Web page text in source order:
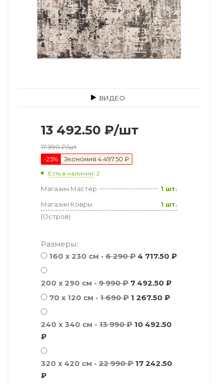
ВИДЕО
13 492.50 ₽/шт
17 990₽/шт
-25% Экономия 4 497.50 ₽
Есть в наличии: 2
Магазин Мастер
1 шт.
Магазин Ковры
(Остров)
1 шт.
Размеры:
160 x 230 см - 6 290 ₽ 4 717.50 ₽
200 x 290 см - 9 990 ₽ 7 492.50 ₽
70 х 120 см - 1 690 ₽ 1 267.50 ₽
240 x 340 см - 13 990 ₽ 10 492.50
₽
320 x 420 см - 22 990 ₽ 17 242.50
₽